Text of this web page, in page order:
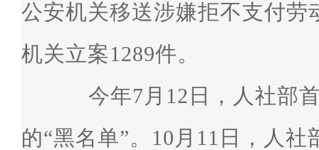
公安机关移送涉嫌拒不支付劳
机关立案1289件。
今年7月12日，人社部首
的“黑名单”。10月11日，人